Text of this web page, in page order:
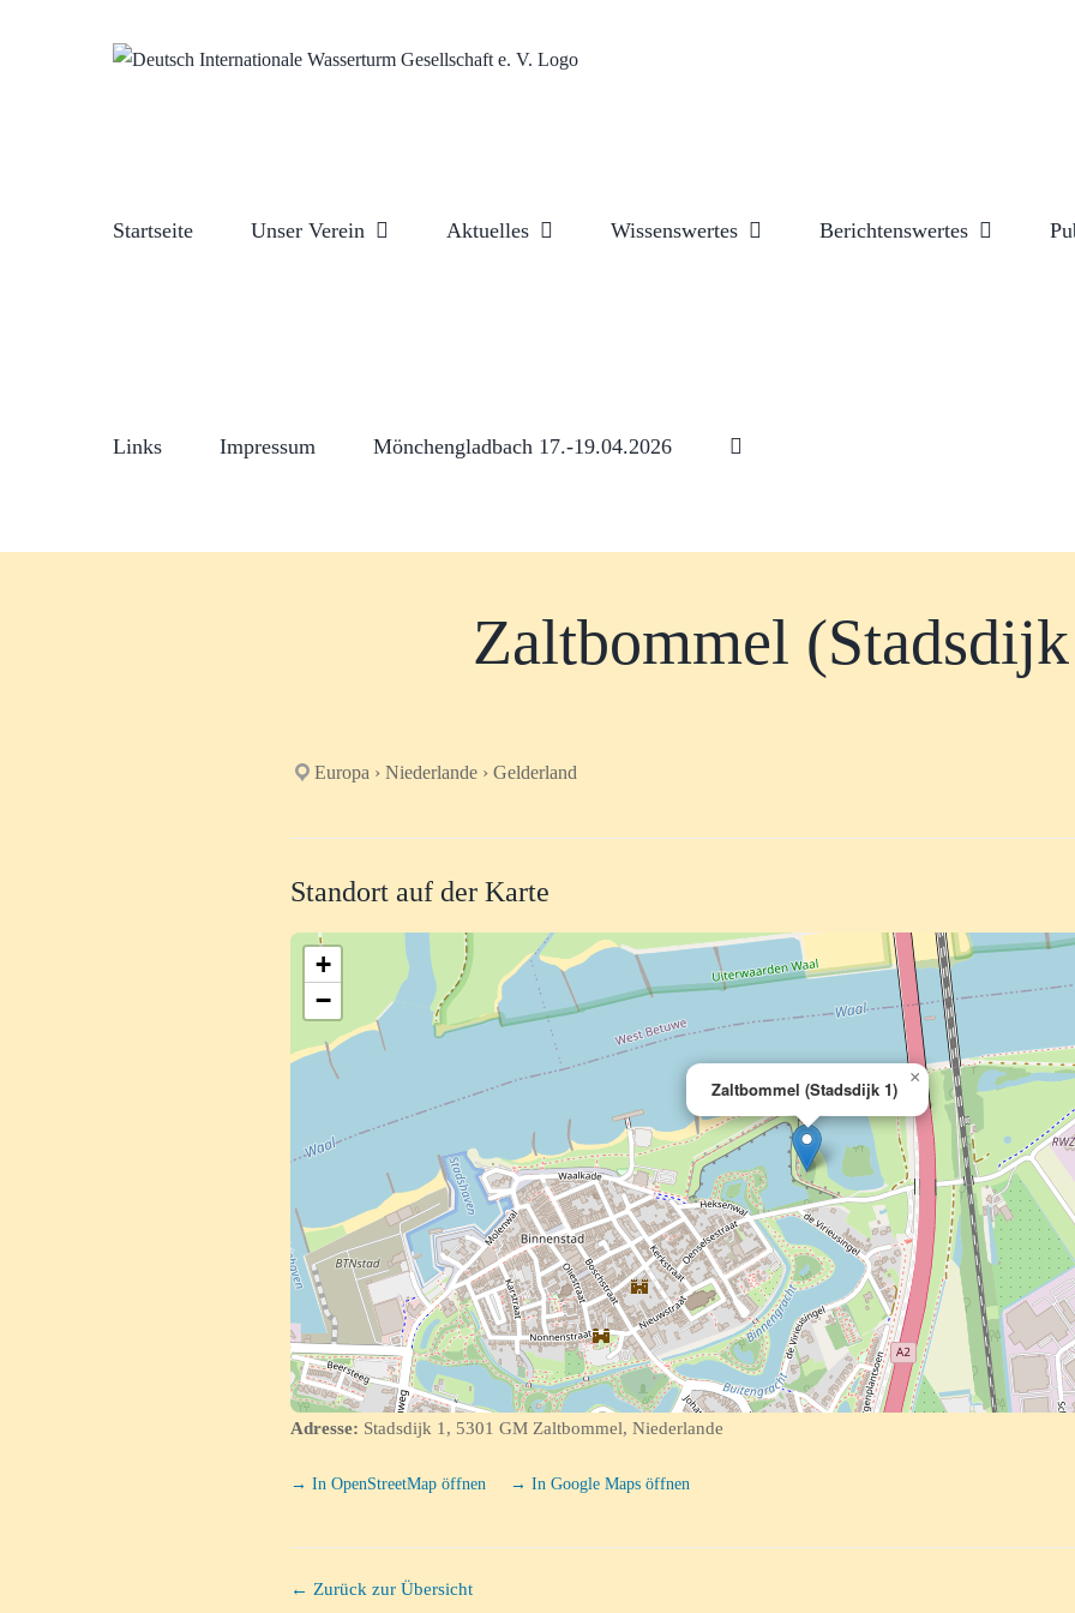
Startseite Unser Verein Aktuelles Wissenswertes Berichtenswertes
Links Impressum Mönchengladbach 17.-19.04.2026
Zaltbommel
Europa › Niederlande › Gelderland
Standort auf der Karte
Zaltbommel (Stadsdijk 1)
×
+
−
Adresse: Stadsdijk 1, 5301 GM Zaltbommel, Niederlande
→ In OpenStreetMap öffnen → In Google Maps öffnen
← Zurück zur Übersicht